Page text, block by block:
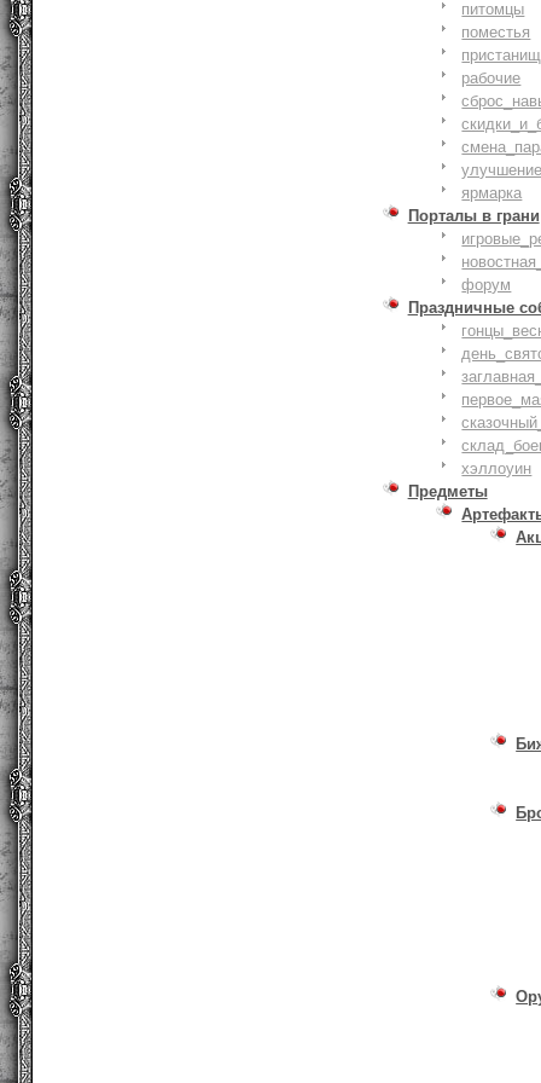
питомцы
поместья
рабочие
ярмарка
Порталы в грани
форум
Праздничные
хэллоуин
Предметы